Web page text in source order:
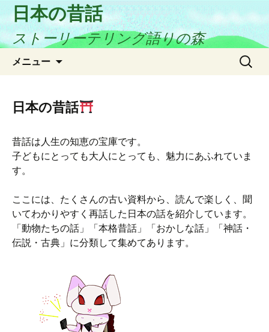
日本の昔話
ストーリーテリング語りの森
メニュー
ン
ツ
ス
キ
検
日本の昔話
昔話は人生の知恵の宝庫です。
子どもにとっても大人にとっても、魅力にあふれていま
す。
ここには、たくさんの古い資料から、読んで楽しく、聞
いてわかりやすく再話した日本の話を紹介しています。
「動物たちの話」「本格昔話」「おかしな話」「神話・
伝説・古典」に分類して集めてあります。